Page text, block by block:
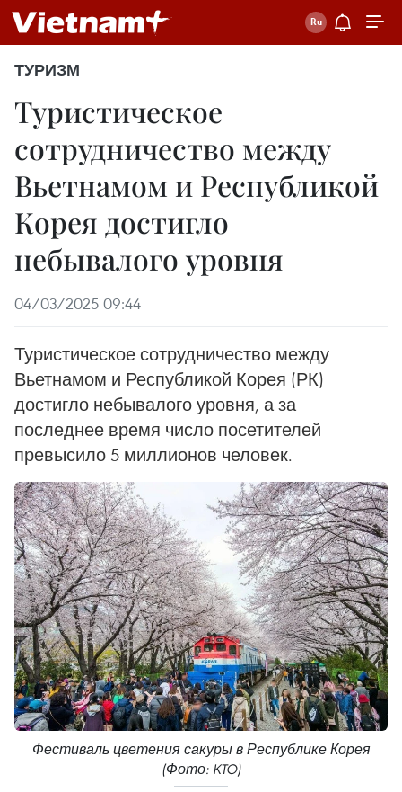
ТУРИЗМ
Туристическое
сотрудничество между
Вьетнамом и Республикой
Корея достигло
небывалого уровня
04/03/2025 09:44
Туристическое сотрудничество между
Вьетнамом и Республикой Корея (РК)
достигло небывалого уровня, а за
последнее время число посетителей
превысило 5 миллионов человек.
Фестиваль цветения сакуры в Республике Корея
(Фото: KTO)